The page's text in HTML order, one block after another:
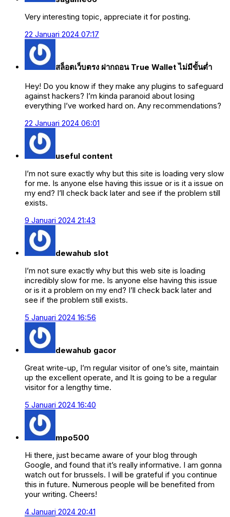
Very interesting topic, appreciate it for posting.
22 Januari 2024 07:17
สล็อตเว็บตรง ฝากถอน True Wallet ไม่มีขั้นต่ำ
Hey! Do you know if they make any plugins to safeguard
against hackers? I’m kinda paranoid about losing
everything I’ve worked hard on. Any recommendations?
22 Januari 2024 06:01
useful content
I’m not sure exactly why but this site is loading very slow
for me. Is anyone else having this issue or is it a issue on
my end? I’ll check back later and see if the problem still
exists.
9 Januari 2024 21:43
dewahub slot
I’m not sure exactly why but this web site is loading
incredibly slow for me. Is anyone else having this issue
or is it a problem on my end? I’ll check back later and
see if the problem still exists.
5 Januari 2024 16:56
dewahub gacor
Great write-up, I’m regular visitor of one’s site, maintain
up the excellent operate, and It is going to be a regular
visitor for a lengthy time.
5 Januari 2024 16:40
mpo500
Hi there, just became aware of your blog through
Google, and found that it’s really informative. I am gonna
watch out for brussels. I will be grateful if you continue
this in future. Numerous people will be benefited from
your writing. Cheers!
4 Januari 2024 20:41